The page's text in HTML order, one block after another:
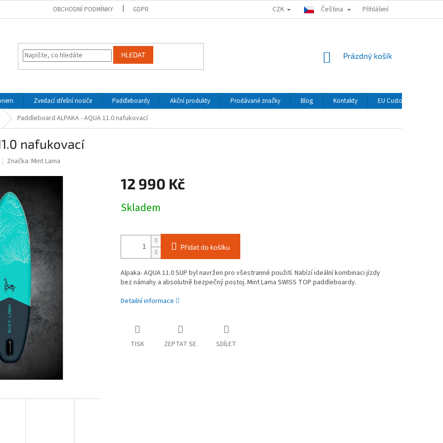
OBCHODNÍ PODMÍNKY GDPR CZK Čeština Přihlášení
HLEDAT
NÁKUPNÍ
Prázdný košík
Zvedací střešní nosiče Paddleboardy Akční produkty Prodávané značky Blog Kontakty EU Customers
Paddleboard ALPAKA - AQUA 11.0 nafukovací
nafukovací
Značka:Mint Lama
12 990 Kč
cena:
Skladem
Přidat do košíku
Alpaka- AQUA 11.0 SUP byl navržen pro všestranné použití. Nabízí ideální kombinaci jízdy
bez námahy a absolutně bezpečný postoj. Mint Lama SWISS TOP paddleboardy.
Detailní informace
TISK ZEPTAT SE SDÍLET